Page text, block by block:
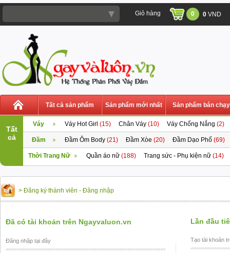
▼ Giỏ hàng 0 0 VND
Tất cả sản phẩm Sản phẩm mới nhất Sản phẩm bán chạy
Tất
cả
Váy Váy Hot Girl (15) Chân Váy (10) Váy Chống Nắng (2)
Đầm Đầm Ôm Body (21) Đầm Xòe (20) Đầm Dạo Phố (69)
Thời Trang Nữ Quần áo nữ (188) Trang sức - Phụ kiện nữ (14)
> Đăng ký thành viên - Đăng nhập
Đã có tài khoản trên Ngayvaluon.vn
Đăng nhập tại đây
Lần đầu
Tạo tài khoản